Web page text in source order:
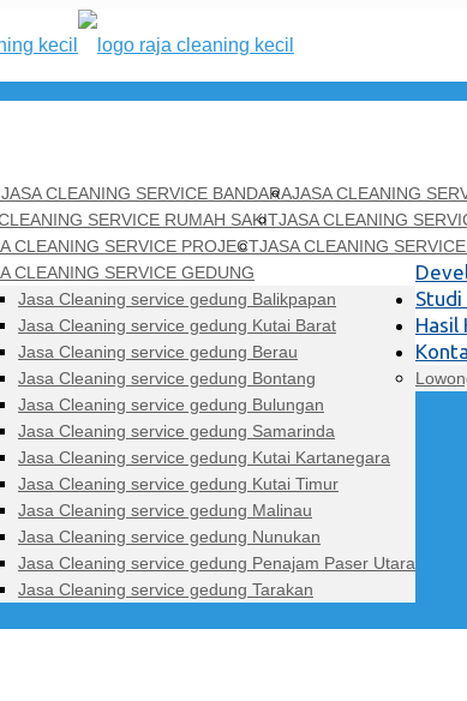
JASA CLEANING SERVICE BANDARAJASA CLEANING
SERVICE RUMAH SAKITJASA CLEANING
CLEANING SERVICE PROJECTJASA CLEANING
CLEANING SERVICE GEDUNG
Jasa Cleaning service gedung Balikpapan
Jasa Cleaning service gedung Kutai Barat
Jasa Cleaning service gedung Berau
Jasa Cleaning service gedung Bontang
Jasa Cleaning service gedung Bulungan
Jasa Cleaning service gedung Samarinda
Jasa Cleaning service gedung Kutai Kartanegara
Jasa Cleaning service gedung Kutai Timur
Jasa Cleaning service gedung Malinau
Jasa Cleaning service gedung Nunukan
Jasa Cleaning service gedung Penajam Paser Utara
Jasa Cleaning service gedung Tarakan
Studi
Hasil